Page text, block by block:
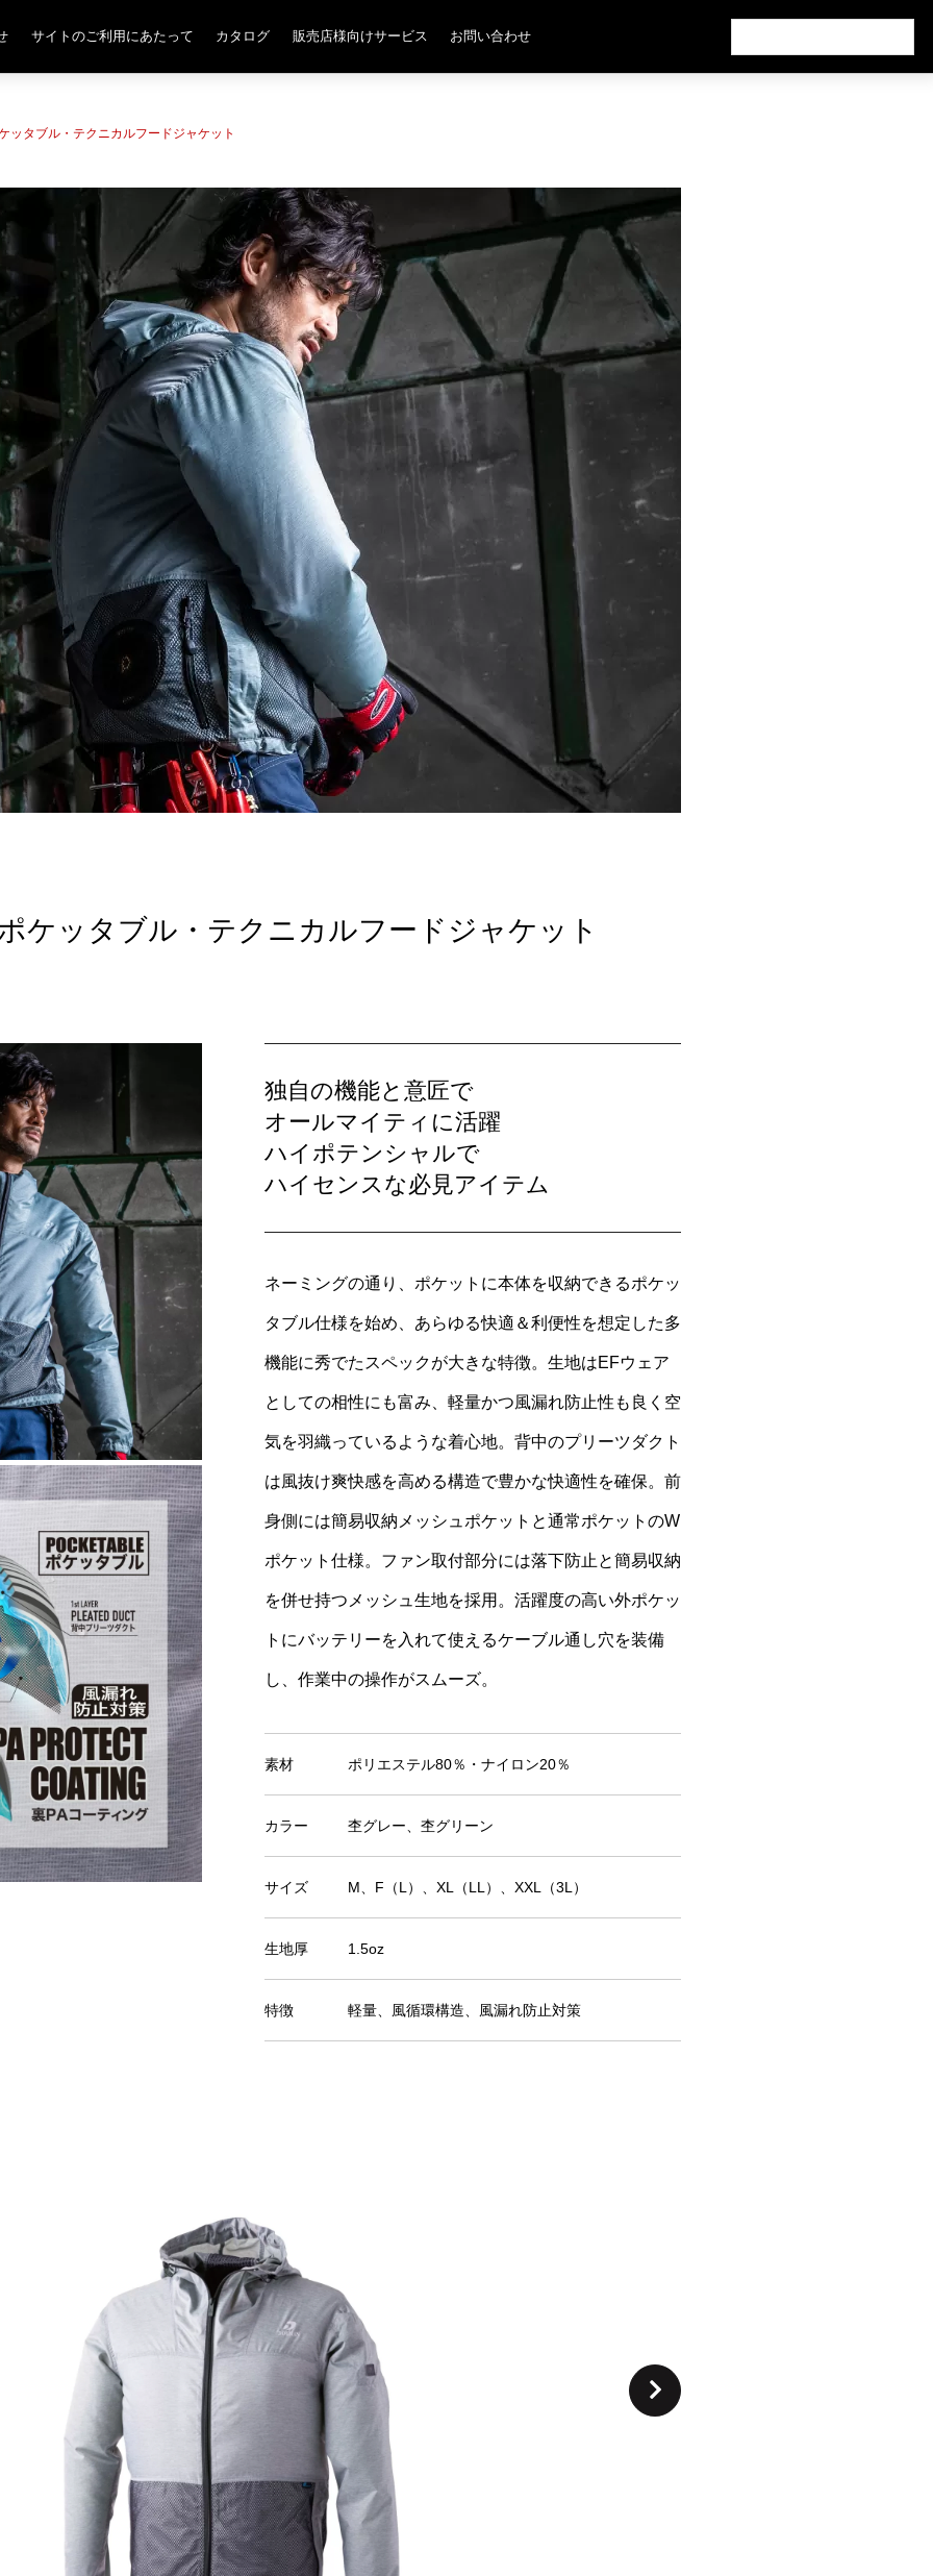
サイトのご利用にあたって カタログ 販売店様向けサービス お問い合わせ
ッタブル・テクニカルフードジャケット
ケッタブル・テクニカルフードジャケット
独自の機能と意匠で
オールマイティに活躍
ハイポテンシャルで
ハイセンスな必見アイテム
ネーミングの通り、ポケットに本体を収納できるポケッ
タブル仕様を始め、あらゆる快適＆利便性を想定した多
機能に秀でたスペックが大きな特徴。生地はEFウェア
としての相性にも富み、軽量かつ風漏れ防止性も良く空
気を羽織っているような着心地。背中のプリーツダクト
は風抜け爽快感を高める構造で豊かな快適性を確保。前
身側には簡易収納メッシュポケットと通常ポケットのW
ポケット仕様。ファン取付部分には落下防止と簡易収納
を併せ持つメッシュ生地を採用。活躍度の高い外ポケッ
トにバッテリーを入れて使えるケーブル通し穴を装備
し、作業中の操作がスムーズ。
素材 ポリエステル80％・ナイロン20％
カラー 杢グレー、杢グリーン
サイズ M、F（L）、XL（LL）、XXL（3L）
生地厚 1.5oz
特徴 軽量、風循環構造、風漏れ防止対策